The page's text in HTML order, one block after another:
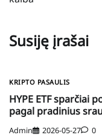
Susiję įrašai
KRIPTO PASAULIS
HYPE ETF sparčiai
pagal pradinius
Admin 2026-05-27 0